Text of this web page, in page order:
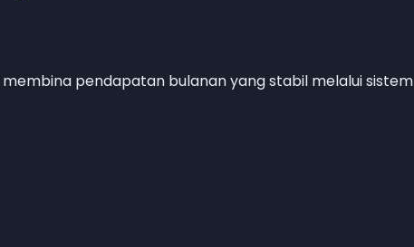
pendapatan bulanan yang stabil melalui sistem